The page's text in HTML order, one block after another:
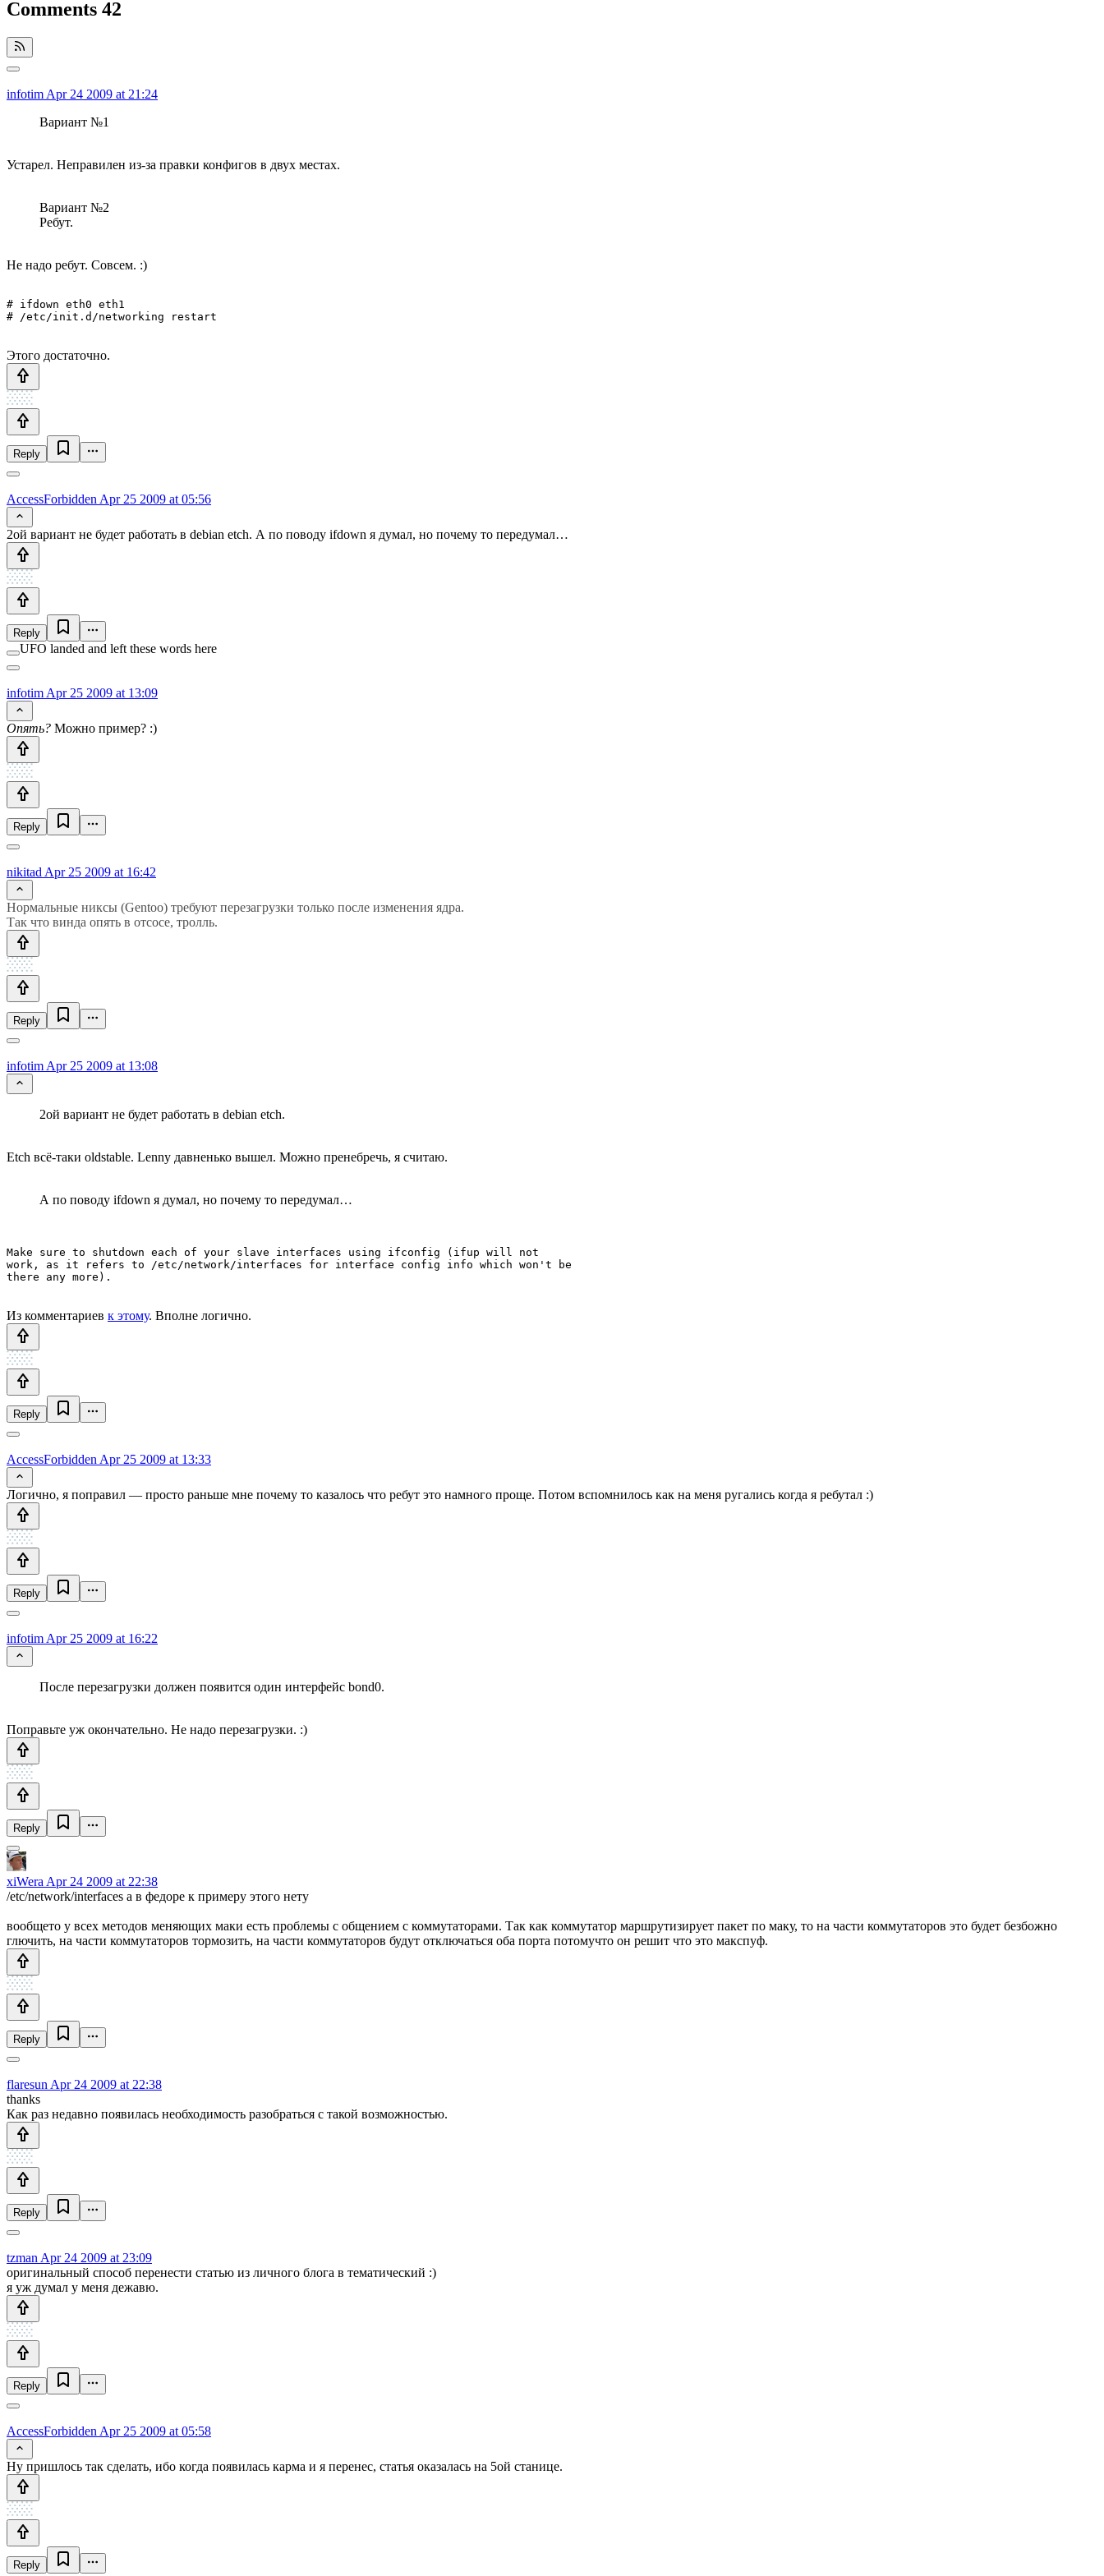
Comments 42
infotim Apr 24 2009 at 21:24
Вариант №1
Устарел. Неправилен из-за правки конфигов в двух местах.
Вариант №2
Ребут.
Не надо ребут. Совсем. :)
# ifdown eth0 eth1
# /etc/init.d/networking restart
Этого достаточно.
Reply
AccessForbidden Apr 25 2009 at 05:56
2ой вариант не будет работать в debian etch. А по поводу ifdown я думал, но почему то передумал…
Reply
UFO landed and left these words here
infotim Apr 25 2009 at 13:09
Опять? Можно пример? :)
Reply
nikitad Apr 25 2009 at 16:42
Нормальные никсы (Gentoo) требуют перезагрузки только после изменения ядра.
Так что винда опять в отсосе, тролль.
Reply
infotim Apr 25 2009 at 13:08
2ой вариант не будет работать в debian etch.
Etch всё-таки oldstable. Lenny давненько вышел. Можно пренебречь, я считаю.
А по поводу ifdown я думал, но почему то передумал…
Make sure to shutdown each of your slave interfaces using ifconfig (ifup will not
work, as it refers to /etc/network/interfaces for interface config info which won't be
there any more).
Из комментариев к этому. Вполне логично.
Reply
AccessForbidden Apr 25 2009 at 13:33
Логично, я поправил — просто раньше мне почему то казалось что ребут это намного проще. Потом вспомнилось как на меня ругались когда я ребутал :)
Reply
infotim Apr 25 2009 at 16:22
После перезагрузки должен появится один интерфейс bond0.
Поправьте уж окончательно. Не надо перезагрузки. :)
Reply
xiWera Apr 24 2009 at 22:38
/etc/network/interfaces а в федоре к примеру этого нету
вообщето у всех методов меняющих маки есть проблемы с общением с коммутаторами. Так как коммутатор маршрутизирует пакет по маку, то на части коммутаторов это будет безбожно
глючить, на части коммутаторов тормозить, на части коммутаторов будут отключаться оба порта потомучто он решит что это макспуф.
Reply
flaresun Apr 24 2009 at 22:38
thanks
Как раз недавно появилась необходимость разобраться с такой возможностью.
Reply
tzman Apr 24 2009 at 23:09
оригинальный способ перенести статью из личного блога в тематический :)
я уж думал у меня дежавю.
Reply
AccessForbidden Apr 25 2009 at 05:58
Ну пришлось так сделать, ибо когда появилась карма и я перенес, статья оказалась на 5ой станице.
Reply